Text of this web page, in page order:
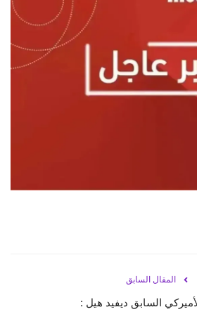
المقال السابق
السابق ديفيد هيل :